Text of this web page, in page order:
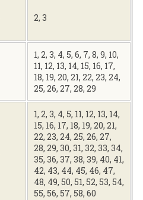
2, 3
1, 2, 3, 4, 5, 6, 7, 8, 9, 10,
11, 12, 13, 14, 15, 16, 17,
18, 19, 20, 21, 22, 23, 24,
25, 26, 27, 28, 29
1, 2, 3, 4, 5, 11, 12, 13, 14,
15, 16, 17, 18, 19, 20, 21,
22, 23, 24, 25, 26, 27,
28, 29, 30, 31, 32, 33, 34,
35, 36, 37, 38, 39, 40, 41,
42, 43, 44, 45, 46, 47,
48, 49, 50, 51, 52, 53, 54,
55, 56, 57, 58, 60